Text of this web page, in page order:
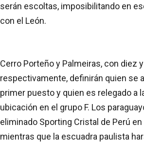
serán escoltas, imposibilitando en
con el León.
Cerro Porteño y Palmeiras, con diez
respectivamente, definirán quien se
primer puesto y quien es relegado a
ubicación en el grupo F. Los
eliminado Sporting Cristal de Perú en
mientras que la escuadra paulista